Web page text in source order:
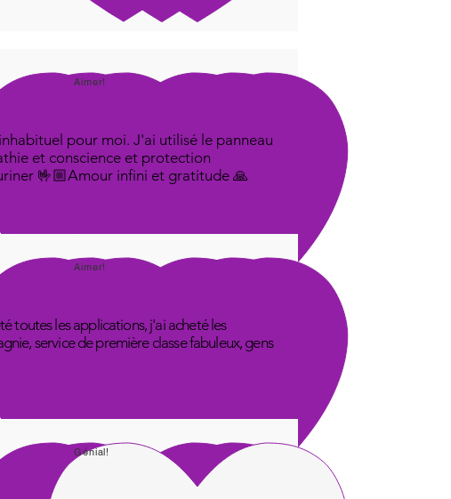
Aimer!
pour moi. J'ai utilisé le panneau
et conscience et protection
🤟🏼Amour infini et gratitude 🙏
Aimer!
toutes les applications, j'ai acheté les
service de première classe fabuleux, gens
Génial!